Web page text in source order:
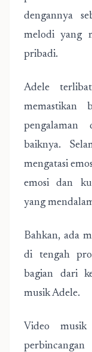
dengannya
melodi yang
pribadi.
Adele
memastikan
pengalaman
baiknya.
mengatasi
emosi dan
yang
Bahkan, ada
di tengah
bagian dari
musik Adele.
Video